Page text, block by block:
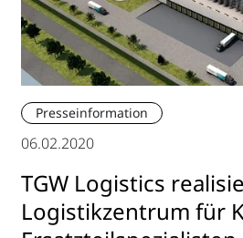
Presseinformation
06.02.2020
TGW Logistics
Logistikzentrum für